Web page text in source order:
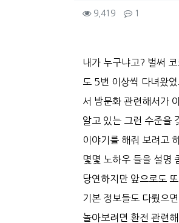
컨텐츠 정보
9,419조회 1
내가 누구냐고? 벌써
도 5번 이상씩 다녀왔
서 밤문화 관련해서가
알고 있는 그런 수준을
이야기를 해줘 보려고
몇몇 노하우 들을 설명
당연하지만 앞으로도
기본 정보들도 다뤘으
놀아보려면 환전 관련